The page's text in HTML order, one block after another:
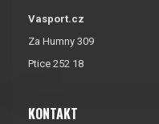
Vasport.cz
Za Humny 309
Ptice 252 18
KONTAKT